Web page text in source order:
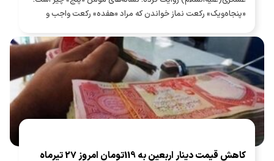
«پنجاه‌ویک» رکعت نماز خواندن که مراد «هفده» رکعت واجب و
اربعین و انگشتر به دست راست کردن و پیشانی را در سجده بر خاک
نهادن و بلند گفتن «بِسْمِ اللّٰهِ الرَّحْمٰنِ الرَّحیِمِ».
کاهش قیمت دینار اربعین به 119تومان امروز 27 تیرماه